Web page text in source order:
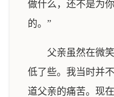
做什么，还不是为
的。”
父亲虽然在微
低了些。我当时并
道父亲的痛苦。现